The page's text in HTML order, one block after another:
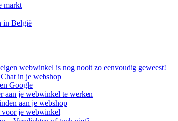
markt
in België
webwinkel is nog nooit zo eenvoudig geweest!
in je webshop
Google
aan je webwinkel te werken
aan je webshop
voor je webwinkel